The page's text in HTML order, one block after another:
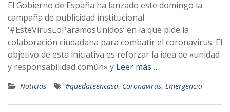
El Gobierno de España ha lanzado este domingo la
campaña de publicidad institucional
‘#EsteVirusLoParamosUnidos’ en la que pide la
colaboración ciudadana para combatir el coronavirus. El
objetivo de esta iniciativa es reforzar la idea de «unidad
y responsabilidad común» y Leer más…
Noticias #quedateencasa, Coronavirus, Emergencia